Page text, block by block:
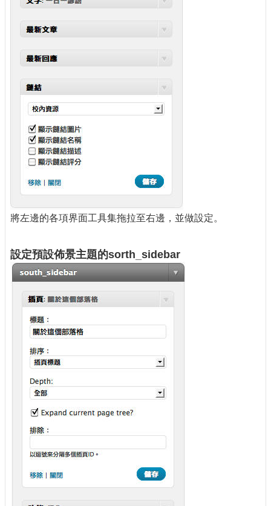
將左邊的各項界面工具集拖拉至右邊，並做設定。
設定預設佈景主題的sorth_sidebar